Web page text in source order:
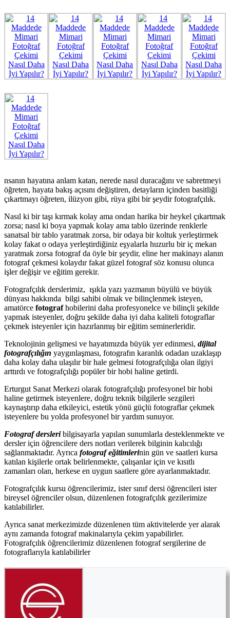
nsanın hayatına anlam katan, nerede nasıl duracağını ve sabretmeyi
öğreten, hayata bakış açısını değiştiren, detayların içinden basitliği
çıkartmayı öğreten, ilüzyon gibi, rüya gibi bir şeydir fotografçılık.
Nasıl ki bir taşı kırmak kolay ama ondan harika bir heykel çıkartmak
zorsa; nasıl ki boya yapmak kolay ama tablo üzerinde renklerle
sanatsal bir tablo yaratmak zorsa, bir odaya bir koltuk yerleştirmek
kolay fakat o odaya yerleştirdiğiniz eşyalarla huzurlu bir iç mekan
yaratmak zorsa fotograf da öyle bir şeydir, eline her makinayı alanın
fotograf çekmesi kolaydır fakat güzel fotograf söz konusu olunca
işler değişir ve eğitim gerekir.
Fotografçılık derslerimiz, ışıkla yazı yazmanın büyülü ve büyük
dünyası hakkında bilgi sahibi olmak ve bilinçlenmek isteyen,
amatörce fotografhobilerini daha profesyonelce ve bilinçli şekilde
yapmak isteyenler, doğru şekilde daha iyi daha kaliteli fotograflar
çekmek isteyenler için hazırlanmış bir eğitim seminerleridir.
Teknolojinin gelişmesi ve hayatımızda büyük yer edinmesi, dijital
fotografçılığın yaygınlaşması, fotografın karanlık odadan uzaklaşıp
daha kolay daha ulaşılır bir hale gelmesi fotografçılığa olan ilgiyi
arttırdı ve fotografçılığı popüler bir hobi haline getirdi.
Erturgut Sanat Merkezi olarak fotografçılığı profesyonel bir hobi
haline getirmek isteyenlere, doğru teknik bilgilerle sezgileri
kaynaştırıp daha etkileyici, estetik yönü güçlü fotograflar çekmek
isteyenlere bu yolda profesyonel bir yardım sunuyor.
Fotograf dersleribilgisayarla yapılan sunumlarla desteklenmekte ve
dersler için öğrencilere ders notları verilerek bilginin kalıcılığı
sağlanmaktadır. Ayrıca fotograf eğitimlerinin gün ve saatleri kursa
katılan kişilerle ortak belirlenmekte, çalışanlar için ve kısıtlı
zamanları olan, herkese en uygun saatlere göre ayarlanmaktadır.
Fotografçılık kursu öğrencilerimiz, ister sınıf dersi öğrencileri ister
bireysel öğrenciler olsun, düzenlenen fotografçılık gezilerimize
katılabilirler.
Ayrıca sanat merkezimizde düzenlenen tüm aktivitelerde yer alarak
aynı zamanda fotograf makinalarıyla çekim yapabilirler.
Fotografçılık öğrencilerimiz düzenlenen fotograf sergilerine de
fotograflarıyla katılabilirler